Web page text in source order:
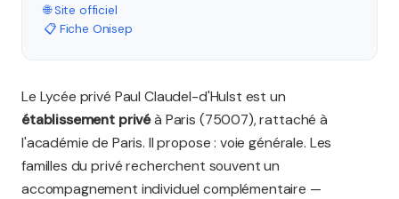
🌐 Site officiel
📋 Fiche Onisep
Le Lycée privé Paul Claudel-d'Hulst est un
établissement privéà Paris (75007), rattaché à
l'académie de Paris. Il propose : voie générale. Les
familles du privé recherchent souvent un
accompagnement individuel complémentaire —